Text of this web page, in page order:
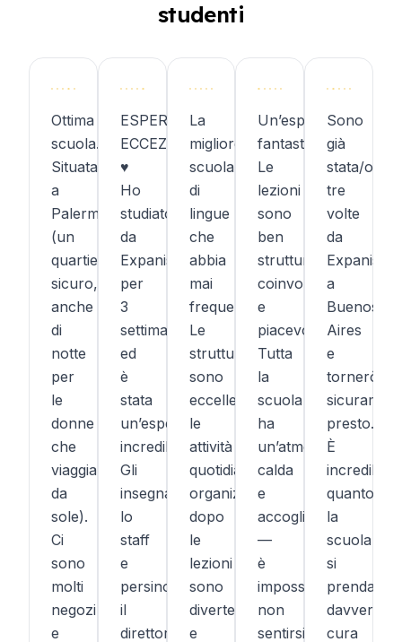
studenti
Ottima
scuola.
Situata
a
Palermo
(un
quartiere
sicuro,
anche
di
notte
per
le
donne
che
viaggiano
da
sole).
Ci
sono
molti
negozi
e
ESPERIENZA
ECCEZIONALE!!!
♥︎
Ho
studiato
da
Expanish
per
3
settimane
ed
è
stata
un’esperienza
incredibile.
Gli
insegnanti,
lo
staff
e
persino
il
direttore
La
migliore
scuola
di
lingue
che
abbia
mai
frequentato.
Le
strutture
sono
eccellenti,
le
attività
quotidiane
organizzate
dopo
le
lezioni
sono
divertenti
e
Un’esperienza
fantastica.
Le
lezioni
sono
ben
strutturate,
coinvolgenti
e
piacevoli.
Tutta
la
scuola
ha
un’atmosfera
calda
e
accogliente
—
è
impossibile
non
sentirsi
Sono
già
stata/o
tre
volte
da
Expanish
a
Buenos
Aires
e
tornerò
presto.
È
incredibile
quanto
la
scuola
si
prenda
davvero
cura